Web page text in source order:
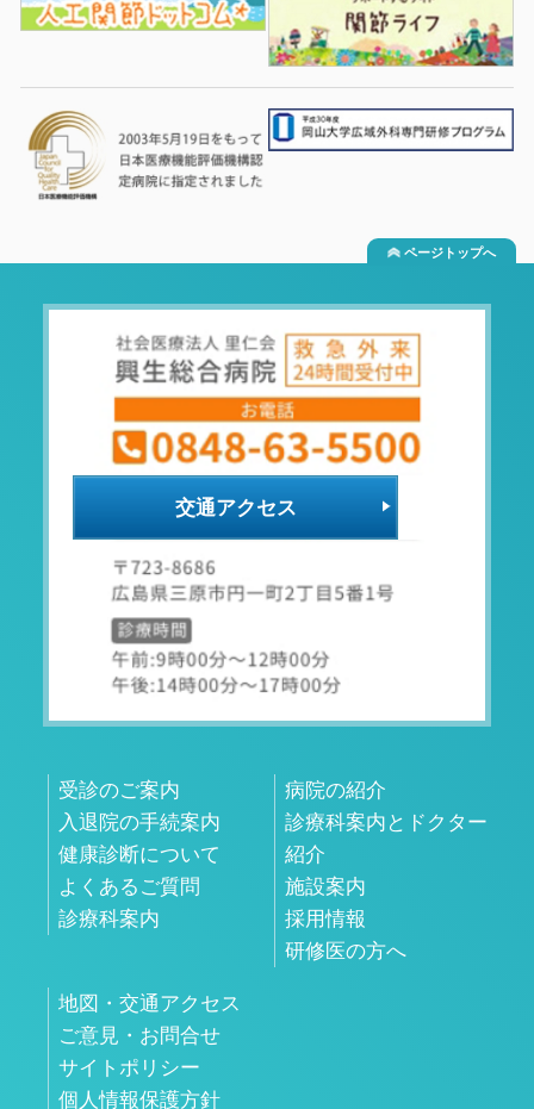
ページトップへ
交通アクセス
受診のご案内
入退院の手続案内
健康診断について
よくあるご質問
診療科案内
病院の紹介
診療科案内とドクター
紹介
施設案内
採用情報
研修医の方へ
地図・交通アクセス
ご意見・お問合せ
サイトポリシー
個人情報保護方針